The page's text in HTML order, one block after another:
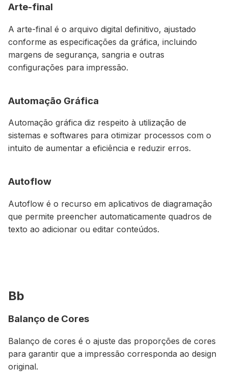
Arte-final
A arte-final é o arquivo digital definitivo, ajustado
conforme as especificações da gráfica, incluindo
margens de segurança, sangria e outras
configurações para impressão.
Automação Gráfica
Automação gráfica diz respeito à utilização de
sistemas e softwares para otimizar processos com o
intuito de aumentar a eficiência e reduzir erros.
Autoflow
Autoflow é o recurso em aplicativos de diagramação
que permite preencher automaticamente quadros de
texto ao adicionar ou editar conteúdos.
Bb
Balanço de Cores
Balanço de cores é o ajuste das proporções de cores
para garantir que a impressão corresponda ao design
original.